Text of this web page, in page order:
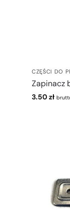
CZĘŚCI DO
Zapinacz
3.50zł